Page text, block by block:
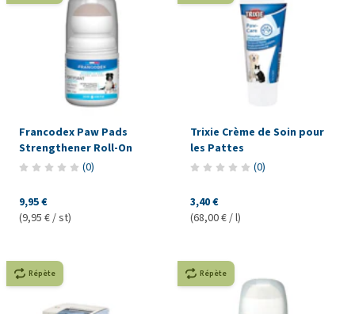
Francodex Paw Pads
Strengthener Roll-On
(0)
9,95 €
(9,95 € / st)
Trixie Crème de Soin pour
les Pattes
(0)
3,40 €
(68,00 € / l)
Répète Répète